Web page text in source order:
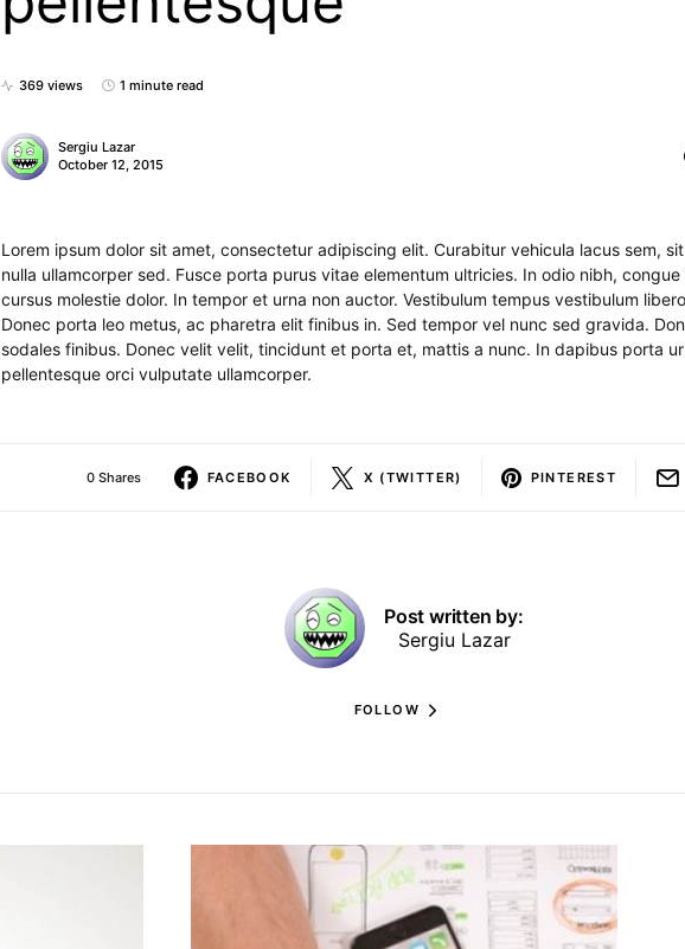
369 views 1 minute read
Sergiu Lazar
October 12, 2015
Lorem ipsum dolor sit amet, consectetur adipiscing elit. Curabitur vehicula lacus sem,
nulla ullamcorper sed. Fusce porta purus vitae elementum ultricies. In odio nibh,
cursus molestie dolor. In tempor et urna non auctor. Vestibulum tempus vestibulum
Donec porta leo metus, ac pharetra elit finibus in. Sed tempor vel nunc sed gravida.
sodales finibus. Donec velit velit, tincidunt et porta et, mattis a nunc. In dapibus porta
pellentesque orci vulputate ullamcorper.
0 Shares FACEBOOK X (TWITTER) PINTEREST
Post written by:
Sergiu Lazar
FOLLOW